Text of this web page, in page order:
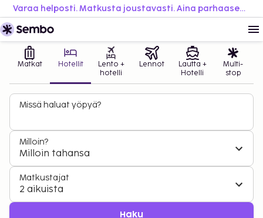
Varaa helposti. Matkusta joustavasti. Aina parhaaseen hintaan.
Matkat Hotellit
Lento +
hotelli
Lennot
Lautta +
Hotelli
Multi-
stop
Missä haluat yöpyä?
Milloin?
Milloin tahansa
Matkustajat
2 aikuista
Haku